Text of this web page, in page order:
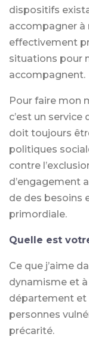
dispositifs
accompagner à
effectivement
situations pour
accompagnent.
Pour faire mon
c’est un
doit toujours
politiques
contre
d’engagement
de des besoins
primordiale.
Quelle est
Ce que j’aime
dynamisme et
département et
personnes
précarité.